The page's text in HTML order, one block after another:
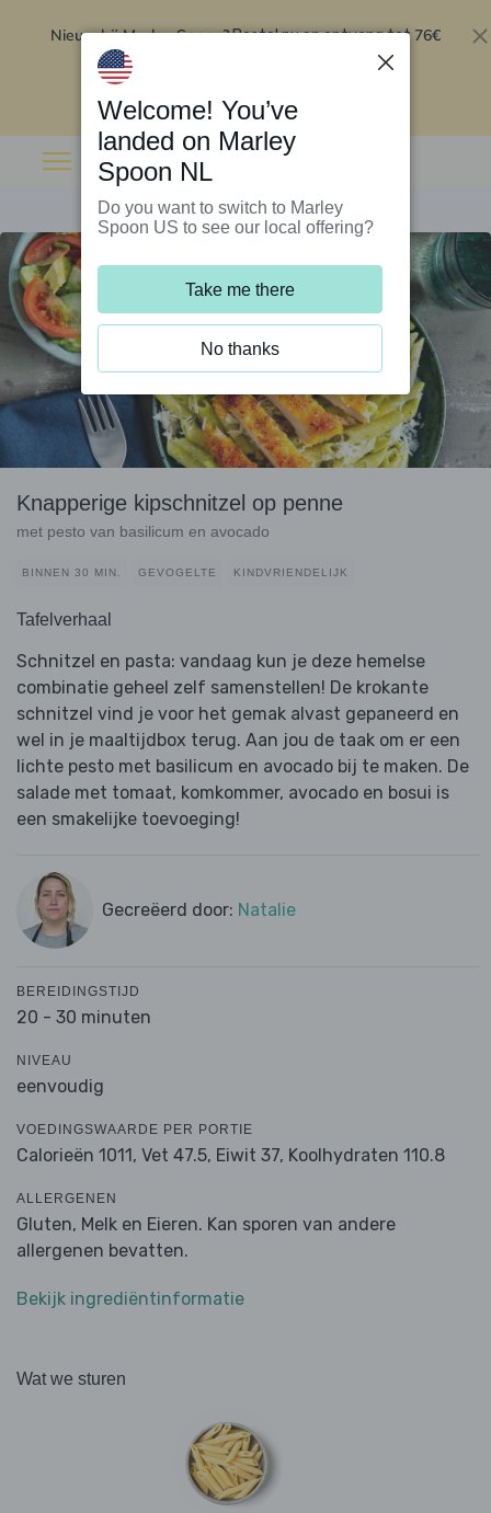
Nieuw bij Marley Spoon?Bestel nu en ontvang tot 76€
Knapperige kipschnitzel op penne
met pesto van basilicum en avocado
BINNEN 30 MIN. GEVOGELTE KINDVRIENDELIJK
Tafelverhaal
Schnitzel en pasta: vandaag kun je deze hemelse
combinatie geheel zelf samenstellen! De krokante
schnitzel vind je voor het gemak alvast gepaneerd en
wel in je maaltijdbox terug. Aan jou de taak om er een
lichte pesto met basilicum en avocado bij te maken. De
salade met tomaat, komkommer, avocado en bosui is
een smakelijke toevoeging!
Gecreëerd door: Natalie
BEREIDINGSTIJD
20 - 30 minuten
NIVEAU
eenvoudig
VOEDINGSWAARDE PER PORTIE
Calorieën 1011, Vet 47.5, Eiwit 37, Koolhydraten 110.8
ALLERGENEN
Gluten, Melk en Eieren. Kan sporen van andere
allergenen bevatten.
Bekijk ingrediëntinformatie
Wat we sturen
Welcome! You’ve
landed on Marley
Spoon NL
Do you want to switch to Marley
Spoon US to see our local offering?
Take me there
No thanks